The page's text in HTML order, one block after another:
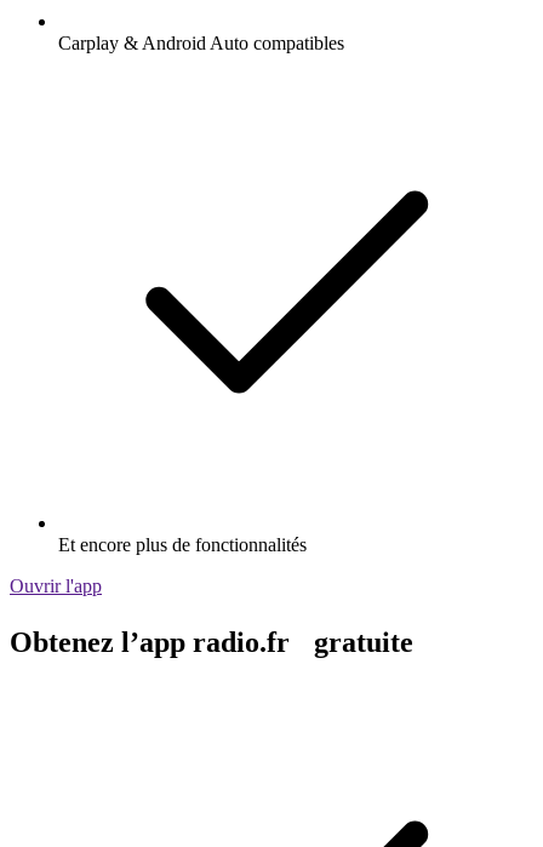
Carplay & Android Auto compatibles
Et encore plus de fonctionnalités
Ouvrir l'app
Obtenez l’app radio.fr gratuite